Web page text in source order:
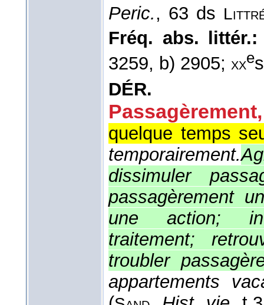
Peric., 63 ds
Fréq. abs. littér.:
3259, b) 2905; xxe
DÉR.
Passagèrement,
quelque temps
temporairement.
dissimuler
passagèrement
une action;
traitement;
troubler
appartements